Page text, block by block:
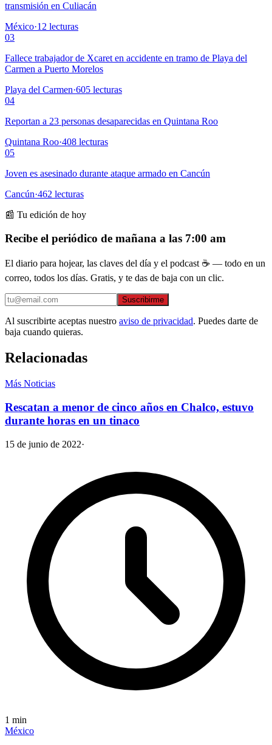
transmisión en Culiacán
México·12 lecturas
03
Fallece trabajador de Xcaret en accidente en tramo de Playa del
Carmen a Puerto Morelos
Playa del Carmen·605 lecturas
04
Reportan a 23 personas desaparecidas en Quintana Roo
Quintana Roo·408 lecturas
05
Joven es asesinado durante ataque armado en Cancún
Cancún·462 lecturas
📰 Tu edición de hoy
Recibe el periódico de mañana a las 7:00 am
El diario para hojear, las claves del día y el podcast ☕ — todo en un
correo, todos los días. Gratis, y te das de baja con un clic.
Suscribirme
Al suscribirte aceptas nuestro aviso de privacidad. Puedes darte de
baja cuando quieras.
Relacionadas
Más Noticias
Rescatan a menor de cinco años en Chalco, estuvo
durante horas en un tinaco
15 de junio de 2022·
1 min
México